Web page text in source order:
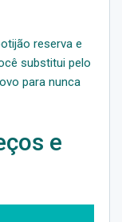
reserva e
substitui pelo
para nunca
e